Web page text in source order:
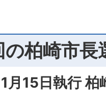
の柏崎市
15日執行 柏